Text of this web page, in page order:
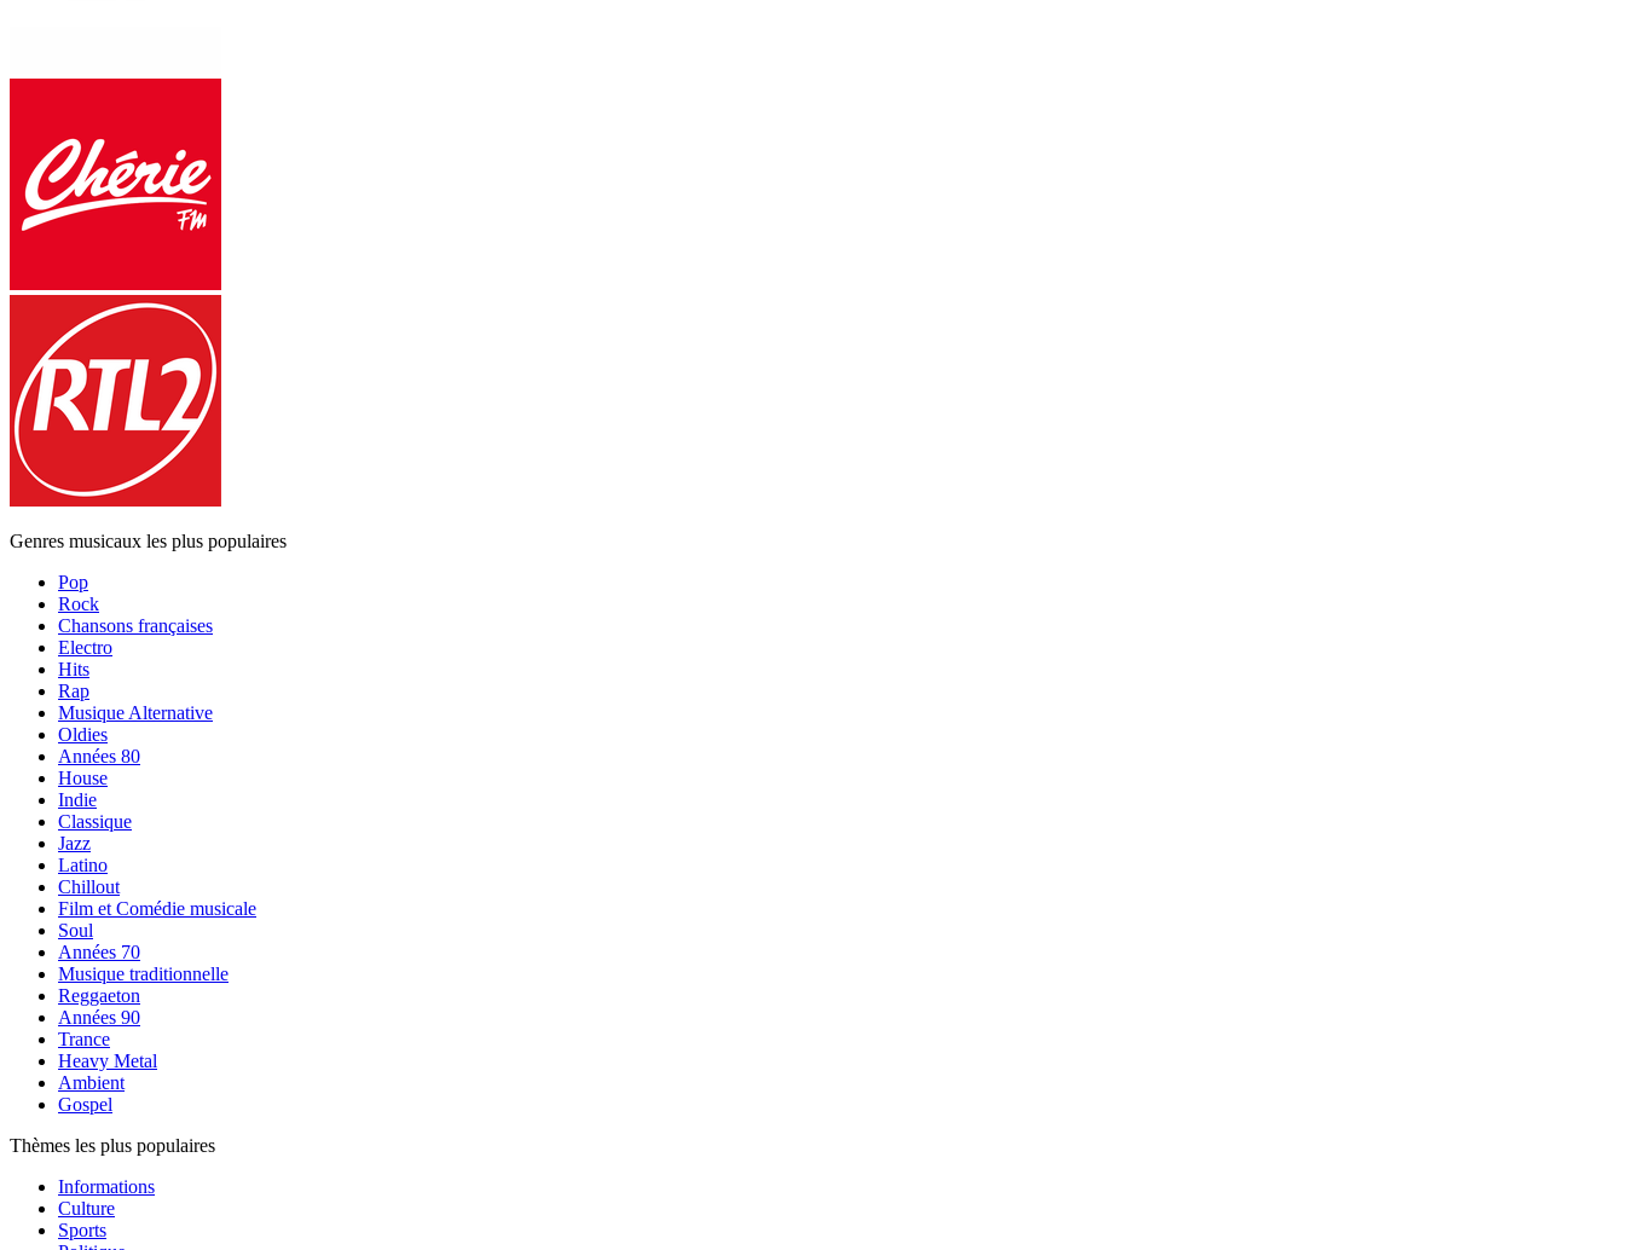
Genres musicaux les plus populaires
Pop
Rock
Chansons françaises
Electro
Hits
Rap
Musique Alternative
Oldies
Années 80
House
Indie
Classique
Jazz
Latino
Chillout
Film et Comédie musicale
Soul
Années 70
Musique traditionnelle
Reggaeton
Années 90
Trance
Heavy Metal
Ambient
Gospel
Thèmes les plus populaires
Informations
Culture
Sports